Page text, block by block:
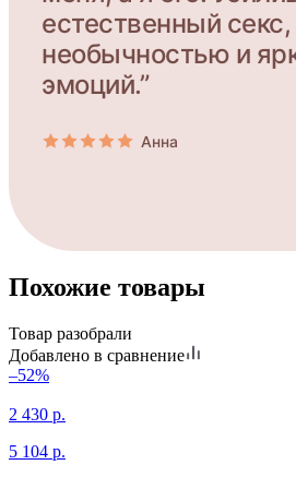
естественный
необычностью и
эмоций.”
Анна
Похожие товары
Товар разобрали
Добавлено в сравнение
–52%
2 430 р.
5 104 р.